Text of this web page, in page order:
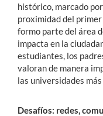
histórico, marcado
proximidad del primer
formo parte del área
impacta en la
estudiantes, los
valoran de manera
las universidades
Desafíos: redes,